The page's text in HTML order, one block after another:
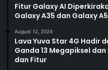
Fitur Galaxy AI
Galaxy A35 dan Galaxy
August 12, 2024
Lava Yuva Star 4G Hadir
Ganda 13 Megapiksel
dan Fitur